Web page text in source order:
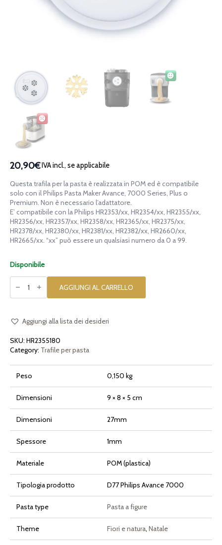
20,90€IVA incl., se applicabile
Questa trafila per la pasta è realizzata in POM ed è compatibile
solo con il Philips Pasta Maker Avance, 7000 Series, Plus o
Premium. Non è necessario l’adattatore.
E’ compatibile con la Philips HR2353/xx, HR2354/xx, HR2355/xx,
HR2356/xx, HR2357/xx, HR2358/xx, HR2365/xx, HR2375/xx,
HR2378/xx, HR2380/xx, HR2381/xx, HR2382/xx, HR2660/xx,
HR2665/xx. “xx” può essere un qualsiasi numero da 0 a 99.
Disponibile
Trafila
Fiocchi
per
Philips
Maker
Avance
Serie
quantità
AGGIUNGI AL CARRELLO
Aggiungi alla lista dei desideri
SKU: HR2355180
Category: Trafile per pasta
Peso 0,150 kg
Dimensioni 9 × 8 × 5 cm
Dimensioni 27mm
Spessore 1mm
Materiale POM (plastica)
Tipologia prodotto D77 Philips Avance 7000
Pasta type Pasta a figure
Theme Fiori e natura, Natale